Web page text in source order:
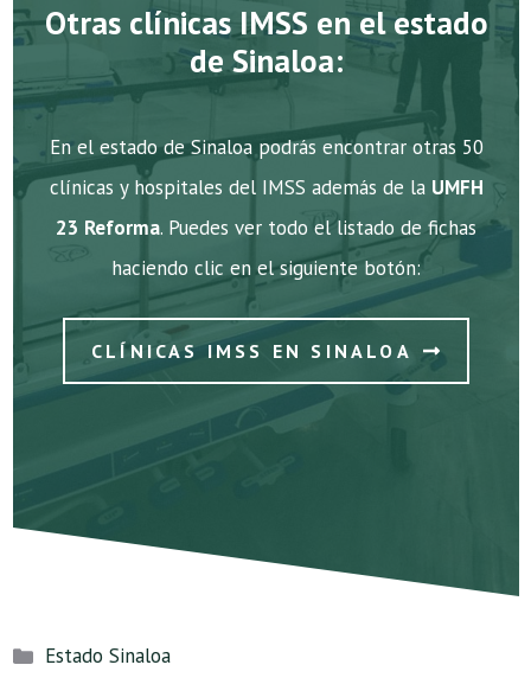
Otras clínicas IMSS en el estado
de Sinaloa:
En el estado de Sinaloa podrás encontrar otras 50
clínicas y hospitales del IMSS además de la UMFH
23 Reforma. Puedes ver todo el listado de fichas
haciendo clic en el siguiente botón:
CLÍNICAS IMSS EN SINALOA
Categorías
Estado Sinaloa